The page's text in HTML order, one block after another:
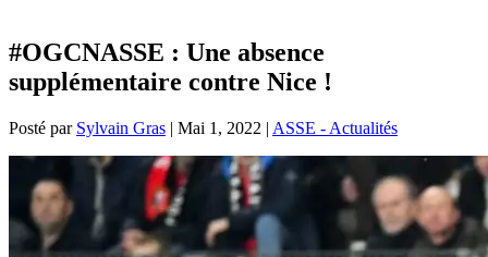
#OGCNASSE : Une absence
supplémentaire contre Nice !
Posté par Sylvain Gras | Mai 1, 2022 | ASSE - Actualités